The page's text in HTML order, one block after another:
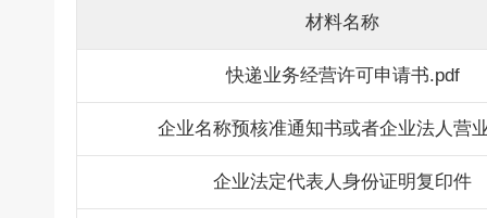
材料名称
快递业务经营许可申请书.pdf
企业名称预核准通知书或者企业法人营
企业法定代表人身份证明复印件